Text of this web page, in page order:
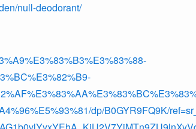
null-deodorant/
dp/B0GYR9FQ9K/